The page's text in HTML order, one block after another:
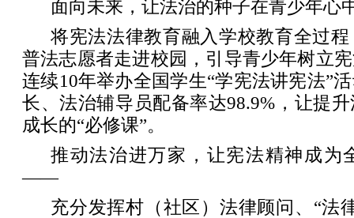
面向未来，让法治的种子在青少年
将宪法法律教育融入学校教育全过
普法志愿者走进校园，引导青少年树立
连续10年举办全国学生“学宪法讲宪法”
长、法治辅导员配备率达98.9%，让提
成长的“必修课”。
推动法治进万家，让宪法精神成为
——
充分发挥村（社区）法律顾问、“法